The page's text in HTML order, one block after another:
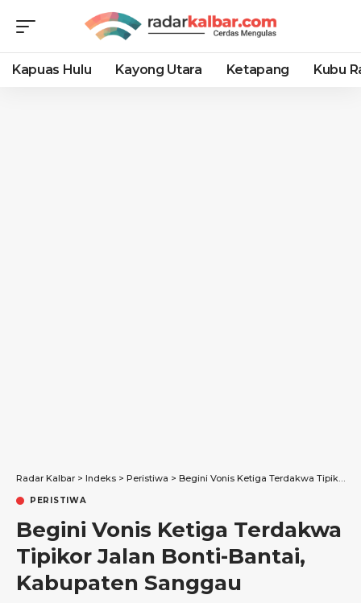
Kapuas Hulu Kayong Utara Ketapang Kubu
Radar Kalbar > Indeks > Peristiwa > Begini Vonis Ketiga Terdakwa Tipikor Jalan Bonti-Bantai, Kabupaten Sanggau
PERISTIWA
Begini Vonis Ketiga Terdakwa
Tipikor Jalan Bonti-Bantai,
Kabupaten Sanggau